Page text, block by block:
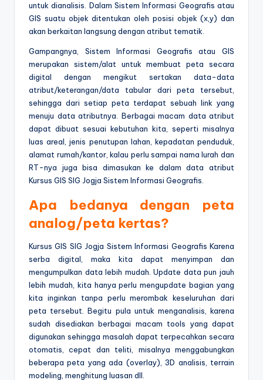
untuk dianalisis. Dalam Sistem Informasi Geografis atau
GIS suatu objek ditentukan oleh posisi objek (x,y) dan
akan berkaitan langsung dengan atribut tematik.
Gampangnya, Sistem Informasi Geografis atau GIS
merupakan sistem/alat untuk membuat peta secara
digital dengan mengikut sertakan data-data
atribut/keterangan/data tabular dari peta tersebut,
sehingga dari setiap peta terdapat sebuah link yang
menuju data atributnya. Berbagai macam data atribut
dapat dibuat sesuai kebutuhan kita, seperti misalnya
luas areal, jenis penutupan lahan, kepadatan penduduk,
alamat rumah/kantor, kalau perlu sampai nama lurah dan
RT-nya juga bisa dimasukan ke dalam data atribut
Kursus GIS SIG Jogja Sistem Informasi Geografis.
Apa bedanya dengan peta
analog/peta kertas?
Kursus GIS SIG Jogja Sistem Informasi Geografis Karena
serba digital, maka kita dapat menyimpan dan
mengumpulkan data lebih mudah. Update data pun jauh
lebih mudah, kita hanya perlu mengupdate bagian yang
kita inginkan tanpa perlu merombak keseluruhan dari
peta tersebut. Begitu pula untuk menganalisis, karena
sudah disediakan berbagai macam tools yang dapat
digunakan sehingga masalah dapat terpecahkan secara
otomatis, cepat dan teliti, misalnya menggabungkan
beberapa peta yang ada (overlay), 3D analisis, terrain
modeling, menghitung luasan dll.